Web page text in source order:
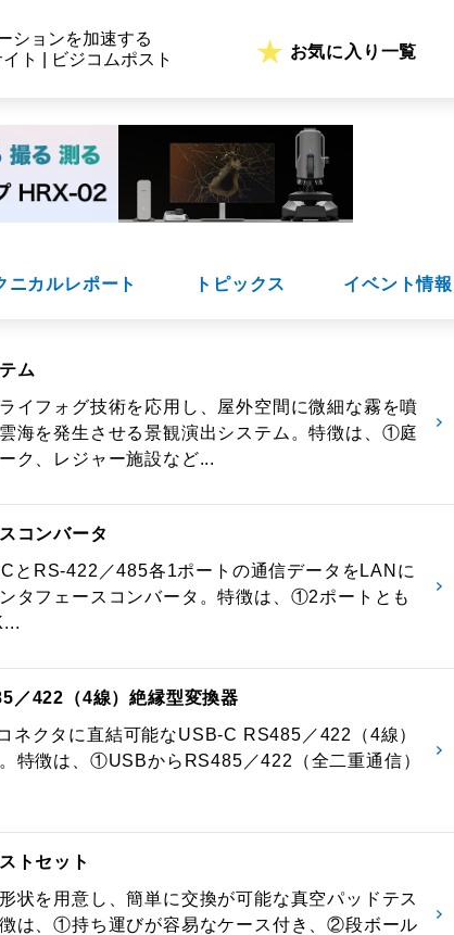
ションを加速する
ト | ビジコムポスト
お気に入り一覧
ニカルレポート トピックス イベント情報
ム
イフォグ技術を応用し、屋外空間に微細な霧を噴
海を発生させる景観演出システム。特徴は、①庭
ク、レジャー施設など...
コンバータ
とRS-422／485各1ポートの通信データをLANに
タフェースコンバータ。特徴は、①2ポートとも
／422（4線）絶縁型変換器
ネクタに直結可能なUSB-C RS485／422（4線）
特徴は、①USBからRS485／422（全二重通信）
トセット
状を用意し、簡単に交換が可能な真空パッドテス
徴は、①持ち運びが容易なケース付き、②段ボール